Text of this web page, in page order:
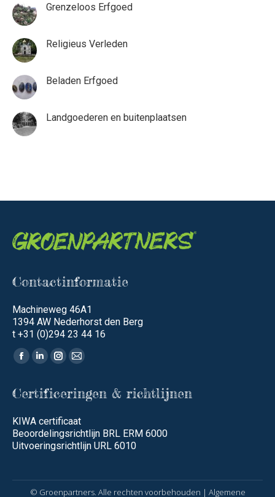
Grenzeloos Erfgoed
Religieus Verleden
Beladen Erfgoed
Landgoederen en buitenplaatsen
Contactinformatie
Machineweg 46A1
1394 AW Nederhorst den Berg
t +31 (0)294 23 44 16
Vind ons op:
Facebook
opens
new
window
Linkedin
opens
new
window
Instagram
opens
new
window
Mail
opens
new
window
Certificeringen & richtlijnen
KIWA certificaat
Beoordelingsrichtlijn BRL ERM 6000
Uitvoeringsrichtlijn URL 6010
© Groenpartners. Alle rechten voorbehouden | Algemene